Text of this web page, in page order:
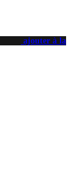
ajouter à la